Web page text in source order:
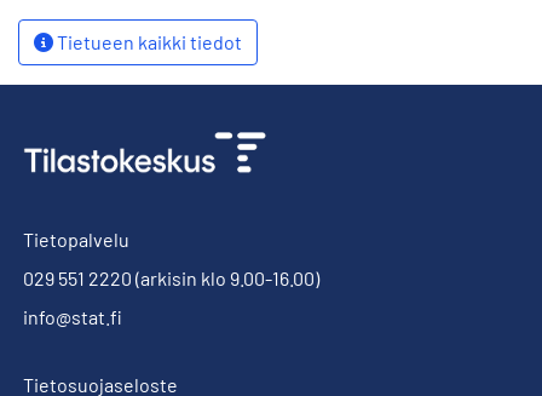
Tietueen kaikki tiedot
Tietopalvelu
029 551 2220 (arkisin klo 9.00-16.00)
info@stat.fi
Tietosuojaseloste